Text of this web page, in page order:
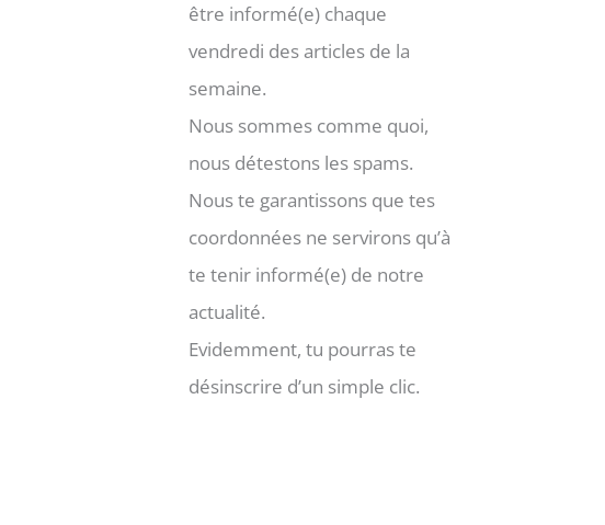
être informé(e) chaque
vendredi des articles de la
semaine.
Nous sommes comme quoi,
nous détestons les spams.
Nous te garantissons que tes
coordonnées ne servirons qu’à
te tenir informé(e) de notre
actualité.
Evidemment, tu pourras te
désinscrire d’un simple clic.